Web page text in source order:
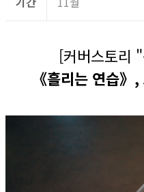
[커버스토리
《흘리는 연습